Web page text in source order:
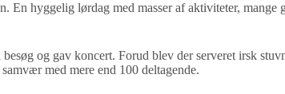
En hyggelig lørdag med masser af aktiviteter,
og gav koncert. Forud blev der serveret irsk
med mere end 100 deltagende.